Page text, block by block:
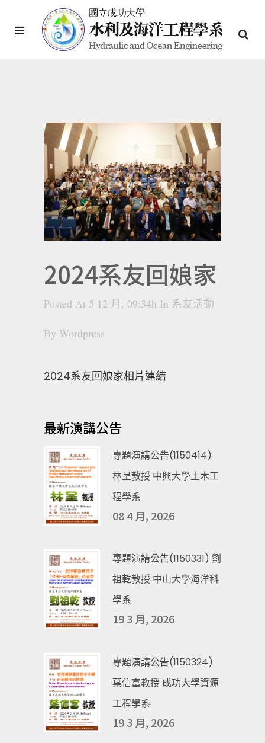
2024系友回娘家
Posted At 5 12 月, 09:34h In 系友活動
By Wordpress
2024系友回娘家相片連結
最新演講公告
專題演講公告(1150414)
林呈教授 中興大學土木工
程學系
08 4 月, 2026
專題演講公告(1150331) 劉
祖乾教授 中山大學海洋科
學系
19 3 月, 2026
專題演講公告(1150324)
葉信富教授 成功大學資源
工程學系
19 3 月, 2026